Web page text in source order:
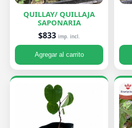
QUILLAY/ QUILLAJA
SAPONARIA
$833 imp. incl.
Agregar al carrito